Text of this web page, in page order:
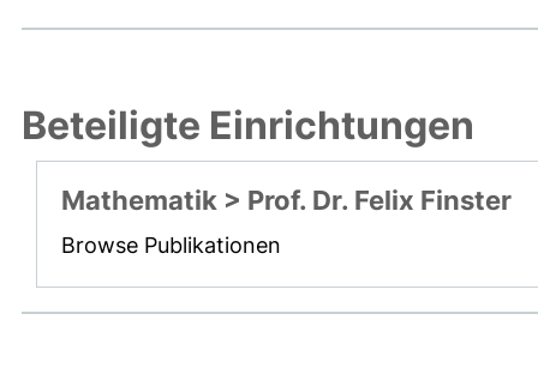
Beteiligte Einrichtungen
Mathematik > Prof. Dr. Felix Finster
Browse Publikationen